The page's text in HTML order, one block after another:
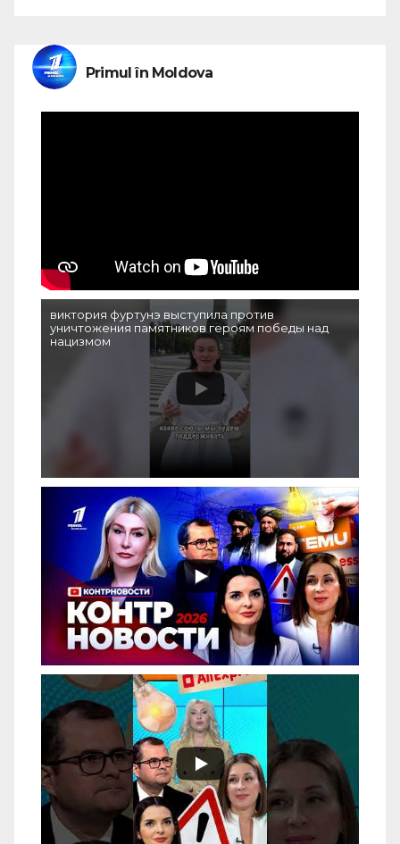
Primul în Moldova
виктория фуртунэ выступила против
уничтожения памятников героям победы над
нацизмом